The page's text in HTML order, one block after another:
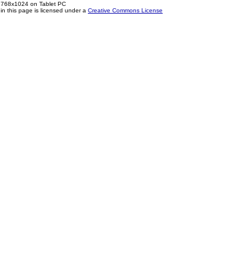
on Tablet PC
this page is licensed under a Creative Commons License